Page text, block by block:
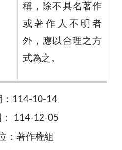
稱，除不具名著作
或著作人不明者
外，應以合理之方
式為之。
：114-10-14
： 114-12-05
：著作權組